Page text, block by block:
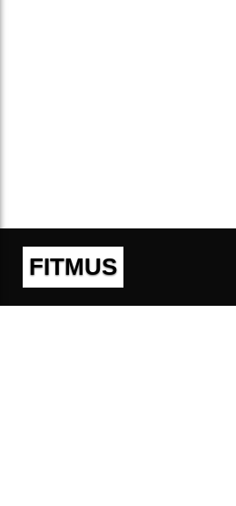
FITMUS